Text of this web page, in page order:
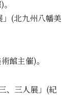
(北九州八幡美
館主催)。
、三人展」(紀